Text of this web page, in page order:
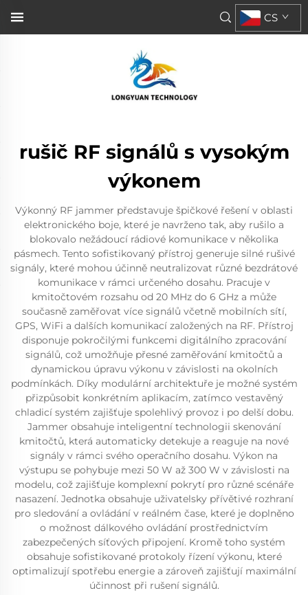
CS
rušič RF signálů s vysokým
výkonem
Výkonný RF jammer představuje špičkové řešení v oblasti
elektronického boje, které je navrženo tak, aby rušilo a
blokovalo nežádoucí rádiové komunikace v několika
pásmech. Tento sofistikovaný přístroj generuje silné rušivé
signály, které mohou účinně neutralizovat různé bezdrátové
komunikace v rámci určeného dosahu. Pracuje v
kmitočtovém rozsahu od 20 MHz do 6 GHz a může
současně zaměřovat více signálů včetně mobilních sítí,
GPS, WiFi a dalších komunikací založených na RF. Přístroj
disponuje pokročilými funkcemi digitálního zpracování
signálů, což umožňuje přesné zaměřování kmitočtů a
dynamickou úpravu výkonu v závislosti na okolních
podmínkách. Díky modulární architektuře je možné systém
přizpůsobit konkrétním aplikacím, zatímco vestavěný
chladicí systém zajišťuje spolehlivý provoz i po delší dobu.
Jammer obsahuje inteligentní technologii skenování
kmitočtů, která automaticky detekuje a reaguje na nové
signály v rámci svého operačního dosahu. Výkon na
výstupu se pohybuje mezi 50 W až 300 W v závislosti na
modelu, což zajišťuje komplexní pokrytí pro různé scénáře
nasazení. Jednotka obsahuje uživatelsky přívětivé rozhraní
pro sledování a ovládání v reálném čase, které je doplněno
o možnost dálkového ovládání prostřednictvím
zabezpečených síťových připojení. Kromě toho systém
obsahuje sofistikované protokoly řízení výkonu, které
optimalizují spotřebu energie a zároveň zajišťují maximální
účinnost při rušení signálů.